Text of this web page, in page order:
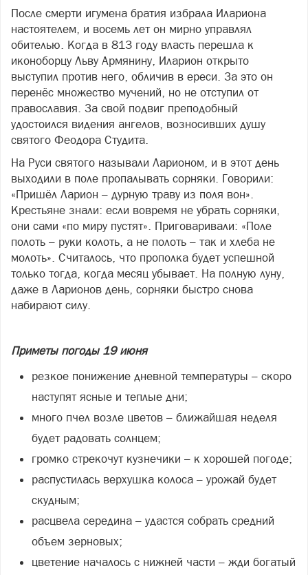
После смерти игумена братия избрала Илариона
настоятелем, и восемь лет он мирно управлял
обителью. Когда в 813 году власть перешла к
иконоборцу Льву Армянину, Иларион открыто
выступил против него, обличив в ереси. За это он
перенёс множество мучений, но не отступил от
православия. За свой подвиг преподобный
удостоился видения ангелов, возносивших душу
святого Феодора Студита.
На Руси святого называли Ларионом, и в этот день
выходили в поле пропалывать сорняки. Говорили:
«Пришёл Ларион – дурную траву из поля вон».
Крестьяне знали: если вовремя не убрать сорняки,
они сами «по миру пустят». Приговаривали: «Поле
полоть – руки колоть, а не полоть – так и хлеба не
молоть». Считалось, что прополка будет успешной
только тогда, когда месяц убывает. На полную луну,
даже в Ларионов день, сорняки быстро снова
набирают силу.
Приметы погоды 19 июня
резкое понижение дневной температуры – скоро
наступят ясные и теплые дни;
много пчел возле цветов – ближайшая неделя
будет радовать солнцем;
громко стрекочут кузнечики – к хорошей погоде;
распустилась верхушка колоса – урожай будет
скудным;
расцвела середина – удастся собрать средний
объем зерновых;
цветение началось с нижней части – жди богатый